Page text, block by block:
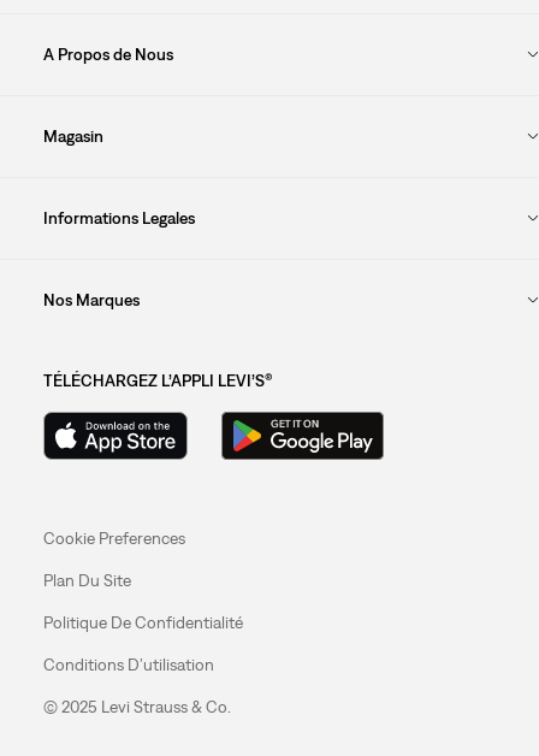
A Propos de Nous
Magasin
Informations Legales
Nos Marques
TÉLÉCHARGEZ L’APPLI LEVI’S®
Cookie Preferences
Plan Du Site
Politique De Confidentialité
Conditions D’utilisation
© 2025 Levi Strauss & Co.